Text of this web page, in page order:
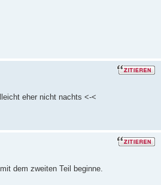
eher nicht nachts <-<
dem zweiten Teil beginne.